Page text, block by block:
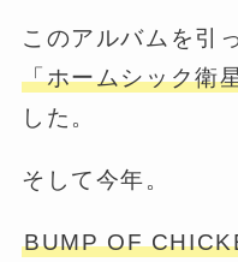
このアルバムを引
「ホームシック衛
した。
そして今年。
BUMP OF